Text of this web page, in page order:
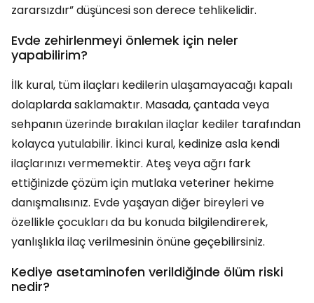
zararsızdır” düşüncesi son derece tehlikelidir.
Evde zehirlenmeyi önlemek için neler
yapabilirim?
İlk kural, tüm ilaçları kedilerin ulaşamayacağı kapalı
dolaplarda saklamaktır. Masada, çantada veya
sehpanın üzerinde bırakılan ilaçlar kediler tarafından
kolayca yutulabilir. İkinci kural, kedinize asla kendi
ilaçlarınızı vermemektir. Ateş veya ağrı fark
ettiğinizde çözüm için mutlaka veteriner hekime
danışmalısınız. Evde yaşayan diğer bireyleri ve
özellikle çocukları da bu konuda bilgilendirerek,
yanlışlıkla ilaç verilmesinin önüne geçebilirsiniz.
Kediye asetaminofen verildiğinde ölüm riski
nedir?